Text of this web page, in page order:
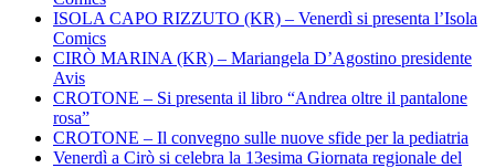
ISOLA CAPO RIZZUTO (KR) – Venerdì si presenta l’Isola
Comics
CIRÒ MARINA (KR) – Mariangela D’Agostino presidente
Avis
CROTONE – Si presenta il libro “Andrea oltre il pantalone
rosa”
CROTONE – Il convegno sulle nuove sfide per la pediatria
Venerdì a Cirò si celebra la 13esima Giornata regionale del